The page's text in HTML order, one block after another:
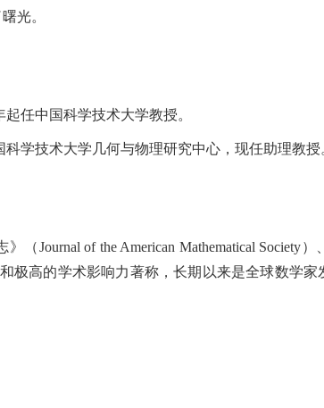
光。
起任中国科学技术大学教授。
科学技术大学几何与物理研究中心，现任助理教授
》（Journal of the American Mathematical Society）
极高的学术影响力著称，长期以来是全球数学家